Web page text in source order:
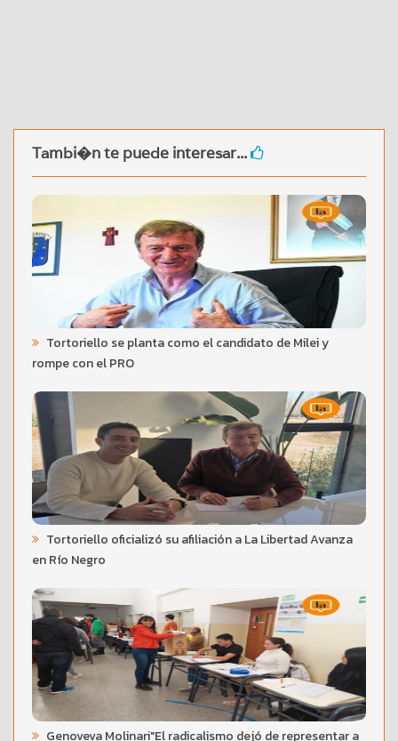
Tambi�n te puede interesar...
Tortoriello se planta como el candidato de Milei y
rompe con el PRO
Tortoriello oficializó su afiliación a La Libertad Avanza
en Río Negro
Genoveva Molinari"El radicalismo dejó de representar a